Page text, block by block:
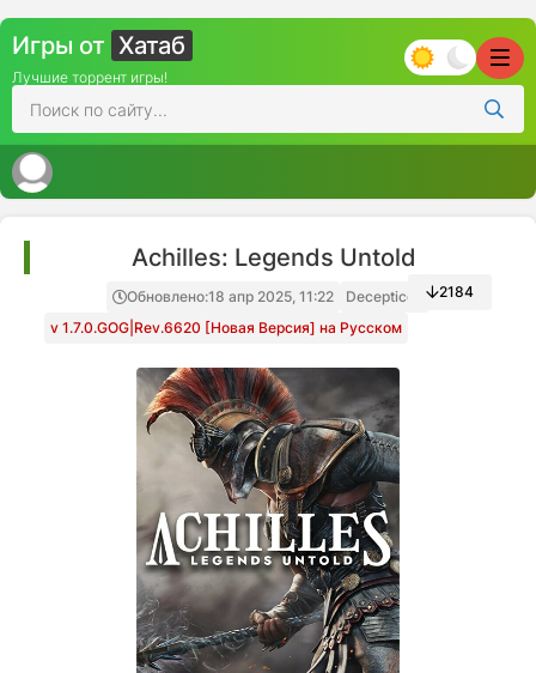
Игры от Хатаб
Лучшие торрент игры!
Achilles: Legends Untold
Обновлено:18 апр 2025, 11:22
Decepticon
v 1.7.0.GOG|Rev.6620 [Новая Версия] на Русском
2184